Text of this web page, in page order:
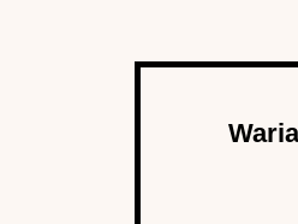
Autor